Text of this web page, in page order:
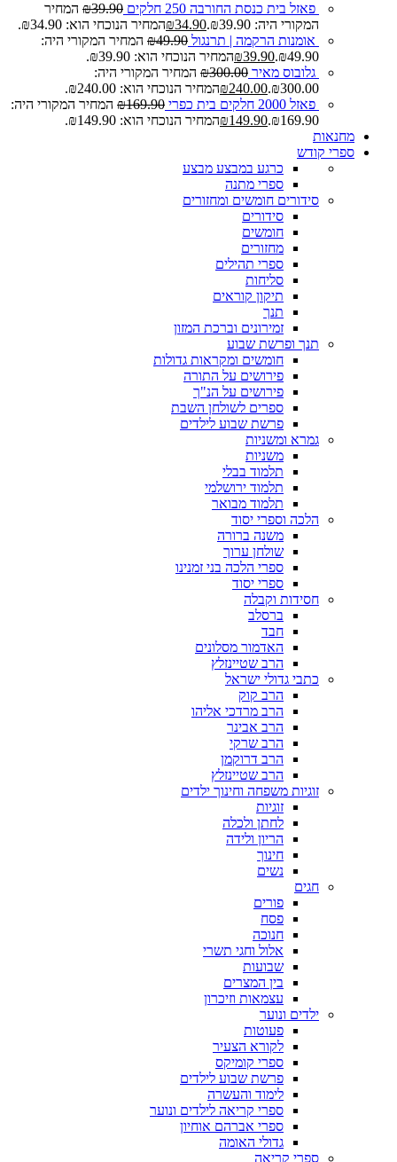
פאזל בית כנסת החורבה 250 חלקים ₪39.90
המחיר
המקורי היה: ₪39.90.
₪34.90
המחיר הנוכחי הוא: ₪34.90.
אומנות הרקמה | תרנגול
₪49.90
המחיר המקורי היה:
₪49.90.
₪39.90
המחיר הנוכחי הוא: ₪39.90.
גלובוס מאיר
₪300.00
המחיר המקורי היה:
₪300.00.
₪240.00
המחיר הנוכחי הוא: ₪240.00.
פאזל 2000 חלקים בית כפרי
₪169.90
המחיר המקורי היה:
₪169.90.
₪149.90
המחיר הנוכחי הוא: ₪149.90.
מחנאות
ספרי קודש
כרגע במבצע מבצע
ספרי מתנה
סידורים חומשים ומחזורים
סידורים
חומשים
מחזורים
ספרי תהילים
סליחות
תיקון קוראים
תנך
זמירונים וברכת המזון
תנך ופרשת שבוע
חומשים ומקראות גדולות
פירושים על התורה
פירושים על הנ"ך
ספרים לשולחן השבת
פרשת שבוע לילדים
גמרא ומשניות
משניות
תלמוד בבלי
תלמוד ירושלמי
תלמוד מבואר
הלכה וספרי יסוד
משנה ברורה
שולחן ערוך
ספרי הלכה בני זמנינו
ספרי יסוד
חסידות וקבלה
ברסלב
חבד
האדמור מסלונים
הרב שטיינזלץ
כתבי גדולי ישראל
הרב קוק
הרב מרדכי אליהו
הרב אבינר
הרב שרקי
הרב דרוקמן
הרב שטיינזלץ
זוגיות משפחה וחינוך ילדים
זוגיות
לחתן ולכלה
הריון ולידה
חינוך
נשים
חגים
פורים
פסח
חנוכה
אלול וחגי תשרי
שבועות
בין המצרים
עצמאות וזיכרון
ילדים ונוער
פעוטות
לקורא הצעיר
ספרי קומיקס
פרשת שבוע לילדים
לימוד והעשרה
ספרי קריאה לילדים ונוער
ספרי אברהם אוחיון
גדולי האומה
ספרי קריאה